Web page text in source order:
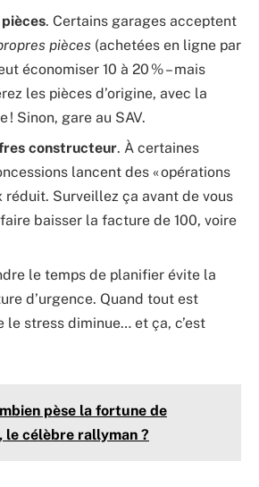
. Certains garages acceptent
pièces (achetées en ligne par
économiser 10 à 20 % – mais
les pièces d’origine, avec la
! Sinon, gare au SAV.
constructeur. À certaines
lancent des « opérations
réduit. Surveillez ça avant de vous
baisser la facture de 100, voire
le temps de planifier évite la
d’urgence. Quand tout est
le stress diminue… et ça, c’est
pèse la fortune de
le célèbre rallyman ?